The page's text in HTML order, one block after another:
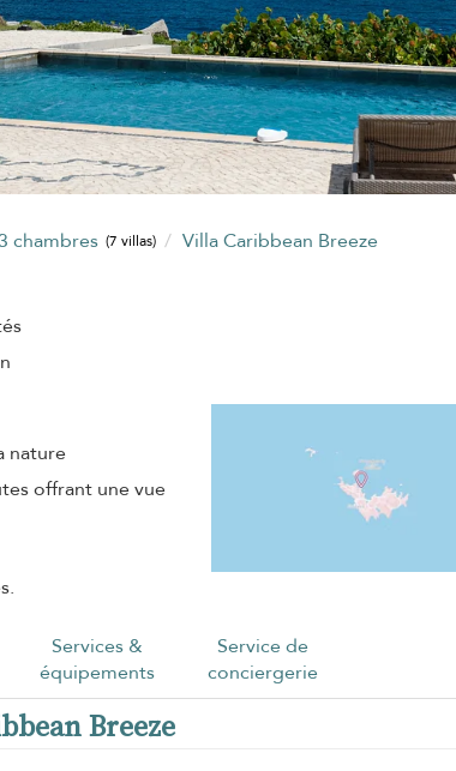
3 chambres (7 villas) Villa Caribbean Breeze
nature
offrant une vue
Services &
équipements
Service de
conciergerie
Breeze